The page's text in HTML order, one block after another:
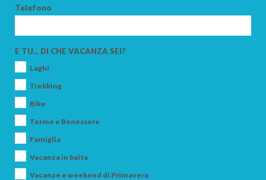
Telefono
E TU... DI CHE VACANZA SEI?
Laghi
Trekking
Bike
Terme e Benessere
Famiglia
Vacanza in baita
Vacanze e weekend di Primavera